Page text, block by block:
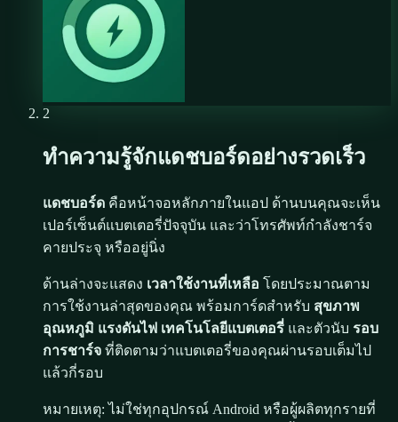
2
ทำความรู้จักแดชบอร์ดอย่างรวดเร็ว
แดชบอร์ด คือหน้าจอหลักภายในแอป ด้านบนคุณจะเห็น
เปอร์เซ็นต์แบตเตอรี่ปัจจุบัน และว่าโทรศัพท์กำลังชาร์จ
คายประจุ หรืออยู่นิ่ง
ด้านล่างจะแสดง เวลาใช้งานที่เหลือ โดยประมาณตาม
การใช้งานล่าสุดของคุณ พร้อมการ์ดสำหรับ สุขภาพ
อุณหภูมิ แรงดันไฟ เทคโนโลยีแบตเตอรี่ และตัวนับ รอบ
การชาร์จ ที่ติดตามว่าแบตเตอรี่ของคุณผ่านรอบเต็มไป
แล้วกี่รอบ
หมายเหตุ: ไม่ใช่ทุกอุปกรณ์ Android หรือผู้ผลิตทุกรายที่